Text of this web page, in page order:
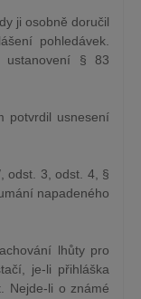
ji osobně doručil
pohledávek.
ustanovení § 83
potvrdil usnesení
odst. 3, odst. 4, §
napadeného
lhůty pro
je-li přihláška
Nejde-li o známé